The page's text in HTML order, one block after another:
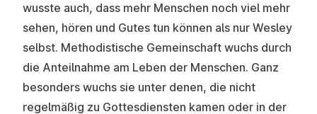
wusste auch, dass mehr Menschen noch viel mehr
sehen, hören und Gutes tun können als nur Wesley
selbst. Methodistische Gemeinschaft wuchs durch
die Anteilnahme am Leben der Menschen. Ganz
besonders wuchs sie unter denen, die nicht
regelmäßig zu Gottesdiensten kamen oder in der